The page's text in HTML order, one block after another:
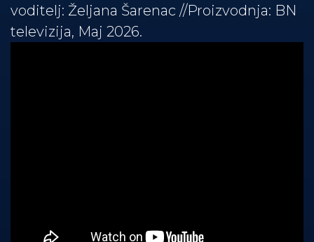
voditelj: Željana Šarenac //Proizvodnja: BN
televizija, Maj 2026.